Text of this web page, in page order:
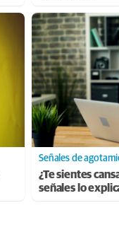
Señales de
¿Te sientes
señales lo